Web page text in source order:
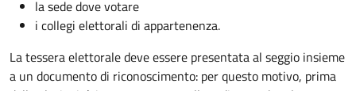
la sede dove votare
i collegi elettorali di appartenenza.
La tessera elettorale deve essere presentata al seggio insieme
a un documento di riconoscimento: per questo motivo, prima